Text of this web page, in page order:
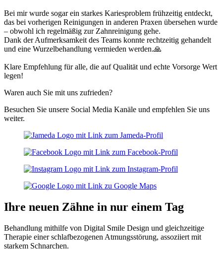
Bei mir wurde sogar ein starkes Kariesproblem frühzeitig entdeckt,
das bei vorherigen Reinigungen in anderen Praxen übersehen wurde
– obwohl ich regelmäßig zur Zahnreinigung gehe.
Dank der Aufmerksamkeit des Teams konnte rechtzeitig gehandelt
und eine Wurzelbehandlung vermieden werden.🙏
Klare Empfehlung für alle, die auf Qualität und echte Vorsorge Wert
legen!
Waren auch Sie mit uns zufrieden?
Besuchen Sie unsere Social Media Kanäle und empfehlen Sie uns
weiter.
Ihre neuen Zähne in nur einem Tag
Behandlung mithilfe von Digital Smile Design und gleichzeitige
Therapie einer schlafbezogenen Atmungsstörung, assoziiert mit
starkem Schnarchen.